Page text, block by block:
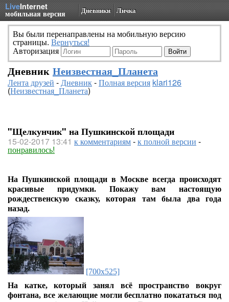
LiveInternet
мобильная версия Дневники Личка
Вы были перенаправлены на мобильную версию
страницы. Вернуться!
Авторизация
Дневник Неизвестная_Планета
Лента друзей -Дневник-Полная версия klari126
(Неизвестная_Планета)
"Щелкунчик" на Пушкинской площади
15-02-2017 13:41 к комментариям-к полной версии -
понравилось!
На Пушкинской площади в Москве всегда происходят
красивые придумки. Покажу вам настоящую
рождественскую сказку, которая там была два года
назад.
[700x525]
На катке, который занял всё пространство вокруг
фонтана, все желающие могли бесплатно покататься под